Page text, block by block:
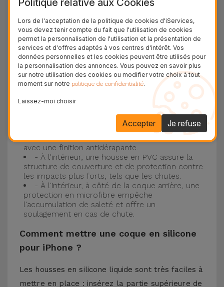
Protection à 3 couches avec coques en
silicone
Nos coques en silicone pour iPhone ont une
construction robuste et de qualité, avec une
construction à trois couches, pour éviter au
maximum les accidents et les casses !
- Une première couche de silicone liquide
donne de la couleur et une couverture
complète à la coque arrière et au bord latéral de
votre smartphone. C'est un matériau résistant,
avec une finition antidérapante.
- À l'intérieur, une housse en PVC assure la
structure de couverture et de protection contre
les impacts plus forts, tels que les chutes.
- À l'intérieur, à côté de la coque arrière, une
protection en microfibre empêche
l'accumulation de saleté et offre un
soulagement en cas de chute.
Comment mettre une coque en silicone
pour iPhone ?
Les housses en silicone liquide sont très faciles à
mettre en place : insérez la partie supérieure de
Lors de l'acceptation de la politique de cookies d'iServices,
vous devez tenir compte du fait que l'utilisation de cookies
permet la personnalisation de l'utilisation et la présentation de
services et d'offres adaptés à vos centres d'intérêt. Vos
données personnelles et les cookies peuvent être utilisés pour
la personnalisation des annonces. Vous pouvez en savoir plus
sur notre utilisation des cookies ou modifier votre choix à tout
moment sur notre politique de confidentialité.
Laissez-moi choisir
Je refuse
Accepter